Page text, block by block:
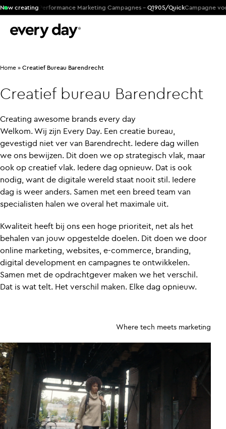
Now creating
ProductsPerformance Marketing Campagnes -Q1905/QuickCampagne voor
Home » Creatief Bureau Barendrecht
Creatief bureau Barendrecht
Creating awesome brands every day
Welkom. Wij zijn Every Day. Een creatie bureau,
gevestigd niet ver van Barendrecht. Iedere dag willen
we ons bewijzen. Dit doen we op strategisch vlak, maar
ook op creatief vlak. Iedere dag opnieuw. Dat is ook
nodig, want de digitale wereld staat nooit stil. Iedere
dag is weer anders. Samen met een breed team van
specialisten halen we overal het maximale uit.
Kwaliteit heeft bij ons een hoge prioriteit, net als het
behalen van jouw opgestelde doelen. Dit doen we door
online marketing, websites, e-commerce, branding,
digital development en campagnes te ontwikkelen.
Samen met de opdrachtgever maken we het verschil.
Dat is wat telt. Het verschil maken. Elke dag opnieuw.
Where tech meets marketing